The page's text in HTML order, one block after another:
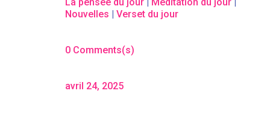
Nouvelles | Verset du jour
0 Comments(s)
avril 24, 2025